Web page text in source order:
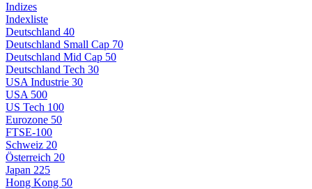
Indizes
Indexliste
Deutschland 40
Deutschland Small Cap 70
Deutschland Mid Cap 50
Deutschland Tech 30
USA Industrie 30
USA 500
US Tech 100
Eurozone 50
FTSE-100
Schweiz 20
Österreich 20
Japan 225
Hong Kong 50